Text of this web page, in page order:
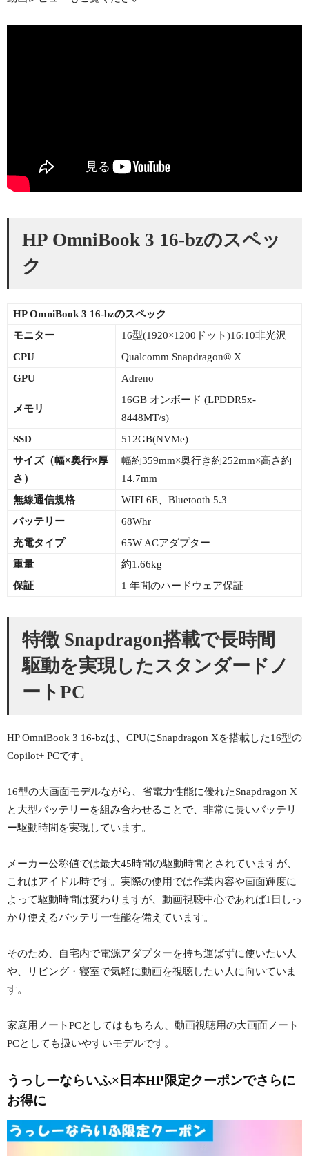
HP OmniBook 3 16-bzのスペッ
ク
HP OmniBook 3 16-bzのスペック
モニター
16型(1920×1200ドット)16:10非光沢
CPU
Qualcomm Snapdragon® X
GPU
Adreno
メモリ
16GB オンボード (LPDDR5x-
8448MT/s)
SSD
512GB(NVMe)
サイズ（幅×奥行×厚
さ）
幅約359mm×奥行き約252mm×高さ約
14.7mm
無線通信規格
WIFI 6E、Bluetooth 5.3
バッテリー
68Whr
充電タイプ
65W ACアダプター
重量
約1.66kg
保証
1 年間のハードウェア保証
特徴 Snapdragon搭載で長時間
駆動を実現したスタンダードノ
ートPC
HP OmniBook 3 16-bzは、CPUにSnapdragon Xを搭載した16型の
Copilot+ PCです。
16型の大画面モデルながら、省電力性能に優れたSnapdragon X
と大型バッテリーを組み合わせることで、非常に長いバッテリ
ー駆動時間を実現しています。
メーカー公称値では最大45時間の駆動時間とされていますが、
これはアイドル時です。実際の使用では作業内容や画面輝度に
よって駆動時間は変わりますが、動画視聴中心であれば1日しっ
かり使えるバッテリー性能を備えています。
そのため、自宅内で電源アダプターを持ち運ばずに使いたい人
や、リビング・寝室で気軽に動画を視聴したい人に向いていま
す。
家庭用ノートPCとしてはもちろん、動画視聴用の大画面ノート
PCとしても扱いやすいモデルです。
うっしーならいふ×日本HP限定クーポンでさらに
お得に